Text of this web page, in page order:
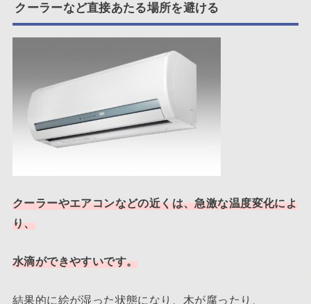
クーラーなど直接あたる場所を避ける
クーラーやエアコンなどの近くは、急激な温度変化によ
り、
水滴ができやすいです。
結果的に絵が湿った状態になり、木が腐ったり、